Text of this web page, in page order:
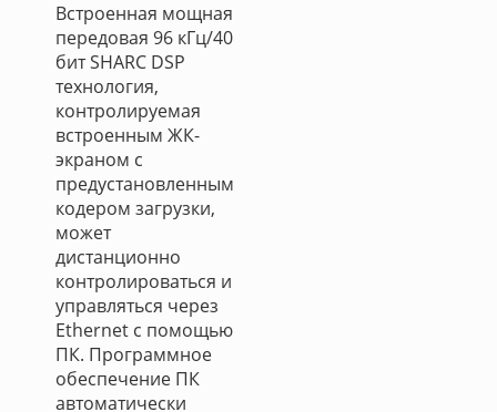
Встроенная мощная
передовая 96 кГц/40
бит SHARC DSP
технология,
контролируемая
встроенным ЖК-
экраном с
предустановленным
кодером загрузки,
может
дистанционно
контролироваться и
управляться через
Ethernet с помощью
ПК. Программное
обеспечение ПК
автоматически